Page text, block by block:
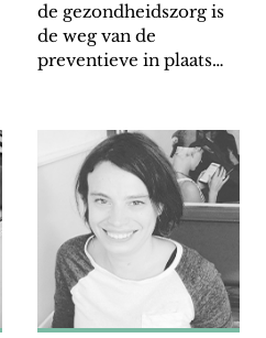
de gezondheidszorg is
de weg van de
preventieve in plaats